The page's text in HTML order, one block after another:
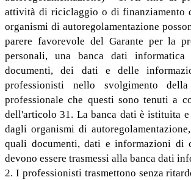
attività di riciclaggio o di finanziamento
organismi di autoregolamentazione
parere favorevole del Garante per la
personali, una banca dati informatica
documenti, dei dati e delle
professionisti nello svolgimento
professionale che questi sono tenuti a
dell'articolo 31. La banca dati è istituita
dagli organismi di
quali documenti, dati e informazioni di
devono essere trasmessi alla banca dati
2. I professionisti trasmettono senza